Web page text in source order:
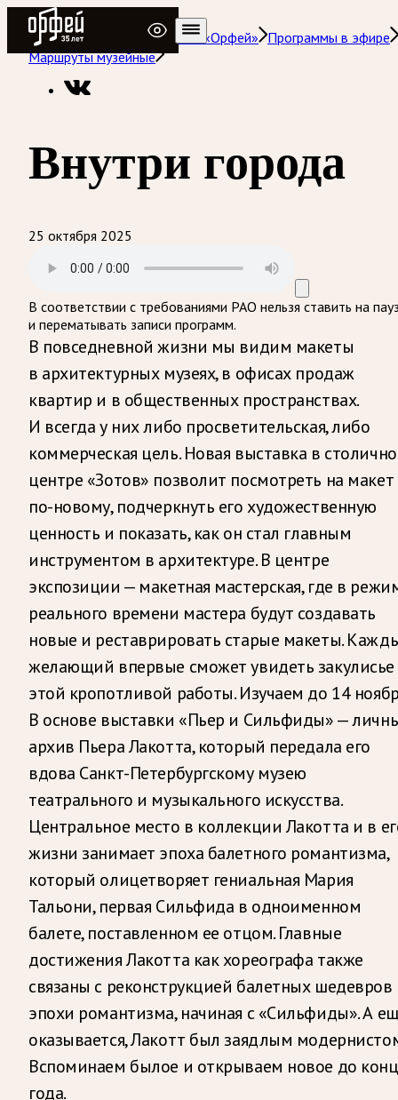
Радио Орфей
Радио классической музыки «Орфей» Программы в эфире
Маршруты музейные
Внутри города
25 октября 2025
В соответствии с требованиями РАО нельзя ставить на
и перематывать записи программ.
В повседневной жизни мы видим макеты
в архитектурных музеях, в офисах продаж
квартир и в общественных пространствах.
И всегда у них либо просветительская, либо
коммерческая цель. Новая выставка в
центре «Зотов» позволит посмотреть на макет
по-новому, подчеркнуть его художественную
ценность и показать, как он стал главным
инструментом в архитектуре. В центре
экспозиции — макетная мастерская, где в
реального времени мастера будут создавать
новые и реставрировать старые макеты.
желающий впервые сможет увидеть закулисье
этой кропотливой работы. Изучаем до 14
В основе выставки «Пьер и Сильфиды» —
архив Пьера Лакотта, который передала его
вдова Санкт-Петербургскому музею
театрального и музыкального искусства.
Центральное место в коллекции Лакотта и в
жизни занимает эпоха балетного романтизма,
который олицетворяет гениальная Мария
Тальони, первая Сильфида в одноименном
балете, поставленном ее отцом. Главные
достижения Лакотта как хореографа также
связаны с реконструкцией балетных шедевров
эпохи романтизма, начиная с «Сильфиды». А
оказывается, Лакотт был заядлым
Вспоминаем былое и открываем новое до
года.